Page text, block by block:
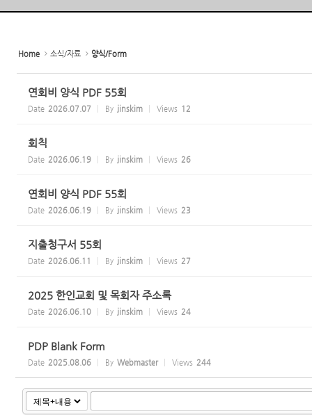
Home 소식/자료 양식/Form
연회비 양식 PDF 55회
Date 2026.07.07 By jinskim Views 12
회칙
Date 2026.06.19 By jinskim Views 26
연회비 양식 PDF 55회
Date 2026.06.19 By jinskim Views 23
지출청구서 55회
Date 2026.06.11 By jinskim Views 27
2025 한인교회 및 목회자 주소록
Date 2026.06.10 By jinskim Views 24
PDP Blank Form
Date 2025.08.06 By Webmaster Views 244